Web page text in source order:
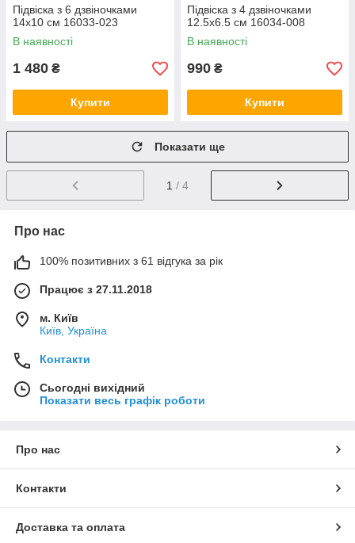
Підвіска з 6 дзвіночками
14х10 см 16033-023
В наявності
1 480 ₴
Купити
Підвіска з 4 дзвіночками
12.5х6.5 см 16034-008
В наявності
990 ₴
Купити
Показати ще
1 / 4
Про нас
100% позитивних з 61 відгука за рік
Працює з 27.11.2018
м. Київ
Київ, Україна
Контакти
Сьогодні вихідний
Показати весь графік роботи
Про нас
Контакти
Доставка та оплата